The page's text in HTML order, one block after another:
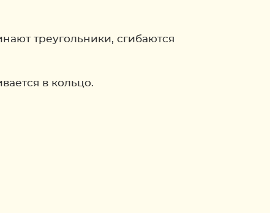
треугольники, сгибаются
в кольцо.